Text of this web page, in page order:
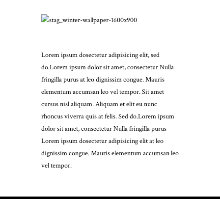
Lorem ipsum dosectetur adipisicing elit, sed
do.Lorem ipsum dolor sit amet, consectetur Nulla
fringilla purus at leo dignissim congue. Mauris
elementum accumsan leo vel tempor. Sit amet
cursus nisl aliquam. Aliquam et elit eu nunc
rhoncus viverra quis at felis. Sed do.Lorem ipsum
dolor sit amet, consectetur Nulla fringilla purus
Lorem ipsum dosectetur adipisicing elit at leo
dignissim congue. Mauris elementum accumsan leo
vel tempor.